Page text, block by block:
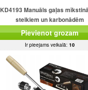
KD4193 Manuāls gaļas
steikiem un karbonādēm
Pievienot grozam
Ir pieejams veikalā: 10